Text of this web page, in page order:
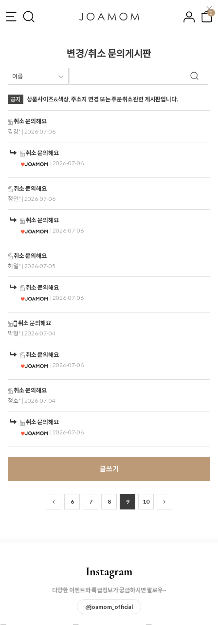
0
변경/취소 문의게시판
공지 상품사이즈&색상, 주소지 변경 또는 주문취소관련 게시판입니다.
취소 문의해요
김경* | 2026-07-06
취소 문의해요
| 2026-07-06
취소 문의해요
정인* | 2026-07-06
취소 문의해요
| 2026-07-06
취소 문의해요
허일* | 2026-07-05
취소 문의해요
| 2026-07-06
취소 문의해요
박형* | 2026-07-04
취소 문의해요
| 2026-07-06
취소 문의해요
정호* | 2026-07-04
취소 문의해요
| 2026-07-06
글쓰기
6 7 8 9 10
Instagram
다양한 이벤트와 특급정보가 궁금하시면 팔로우~
@joamom_official